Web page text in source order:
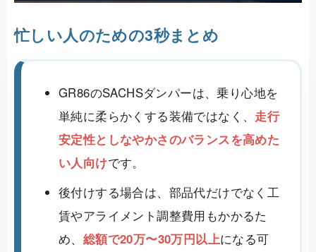
忙しい人のための3秒まとめ
GR86のSACHSダンパーは、乗り心地を
単純に柔らかくする装備ではなく、 走行
安定性としなやかさのバランスを高めた
い人向けです。
後付けする場合は、部品代だけでなく工
賃やアライメント調整費用もかかるた
め、 総額で20万〜30万円以上になる可